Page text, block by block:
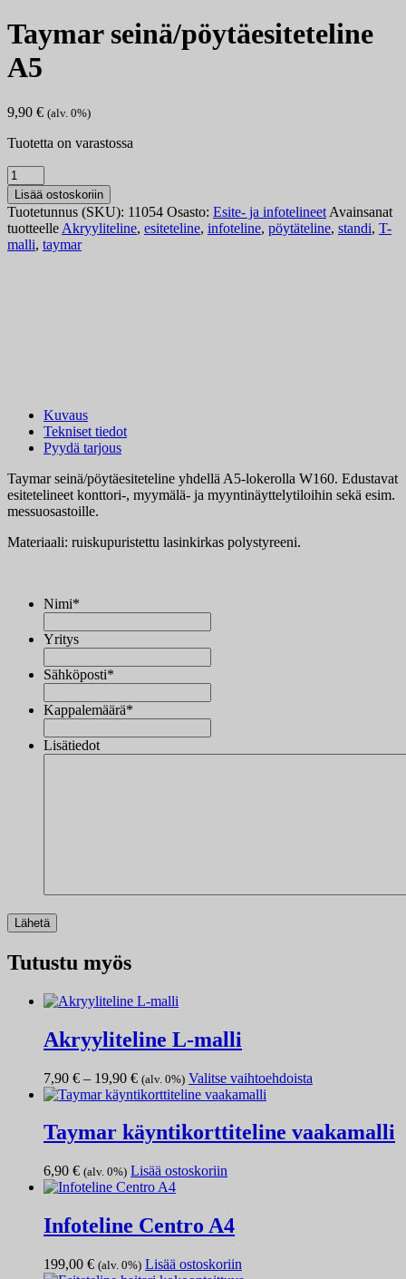
Taymar seinä/pöytäesiteteline
A5
9,90 € (alv. 0%)
Tuotetta on varastossa
Taymar
seinä/pöytäesiteteline
A5
määrä
Lisää ostoskoriin
Tuotetunnus (SKU): 11054 Osasto: Esite- ja infotelineet Avainsanat
tuotteelle Akryyliteline, esiteteline, infoteline, pöytäteline, standi, T-
malli, taymar
Kuvaus
Tekniset tiedot
Pyydä tarjous
Taymar seinä/pöytäesiteteline yhdellä A5-lokerolla W160. Edustavat
esitetelineet konttori-, myymälä- ja myyntinäyttelytiloihin sekä esim.
messuosastoille.
Materiaali: ruiskupuristettu lasinkirkas polystyreeni.
Nimi*
Yritys
Sähköposti*
Kappalemäärä*
Lisätiedot
Tutustu myös
Akryyliteline L-malli
7,90 € – 19,90 €Hintaluokka:
7,90 €
19,90 €
(alv. 0%) Valitse vaihtoehdoista
useampi
muunnelma.
Taymar käyntikorttiteline vaakamalli
6,90 € (alv. 0%) Lisää ostoskoriin
Infoteline Centro A4
199,00 € (alv. 0%) Lisää ostoskoriin